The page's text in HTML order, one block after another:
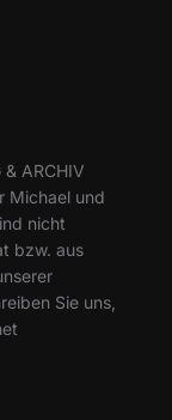
& ARCHIV
Michael und
nicht
bzw. aus
Sie uns,